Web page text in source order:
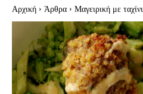
Αρχική Άρθρα Μαγειρική με ταχίνι